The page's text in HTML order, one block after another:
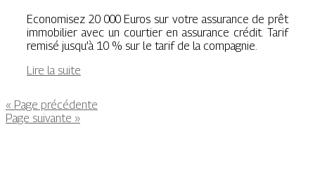
Economisez 20 000 Euros sur votre assurance de prêt
immobilier avec un courtier en assurance crédit. Tarif
remisé jusqu’à 10 % sur le tarif de la compagnie.
Lire la suite
« Page précédente
Page suivante »